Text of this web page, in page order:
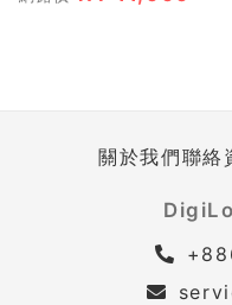
關於我們聯絡